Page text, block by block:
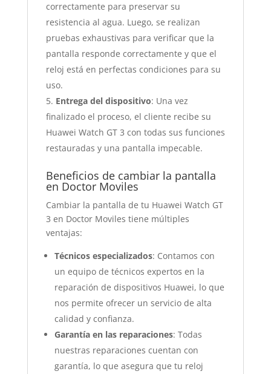
correctamente para preservar su
resistencia al agua. Luego, se realizan
pruebas exhaustivas para verificar que la
pantalla responde correctamente y que el
reloj está en perfectas condiciones para su
uso.
Entrega del dispositivo: Una vez
finalizado el proceso, el cliente recibe su
Huawei Watch GT 3 con todas sus funciones
restauradas y una pantalla impecable.
Beneficios de cambiar la pantalla
en Doctor Moviles
Cambiar la pantalla de tu Huawei Watch GT
3 en Doctor Moviles tiene múltiples
ventajas:
Técnicos especializados: Contamos con
un equipo de técnicos expertos en la
reparación de dispositivos Huawei, lo que
nos permite ofrecer un servicio de alta
calidad y confianza.
Garantía en las reparaciones: Todas
nuestras reparaciones cuentan con
garantía, lo que asegura que tu reloj